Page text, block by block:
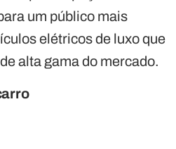
um público mais
elétricos de luxo que
alta gama do mercado.